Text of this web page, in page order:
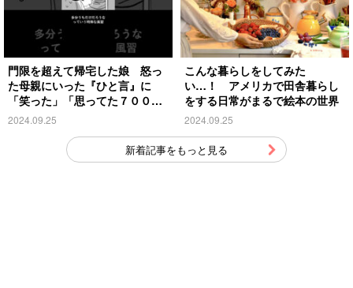
門限を超えて帰宅した娘 怒っ
た母親にいった『ひと言』に
「笑った」「思ってた７００倍
特殊」
2024.09.25
こんな暮らしをしてみた
い…！ アメリカで田舎暮らし
をする日常がまるで絵本の世界
2024.09.25
新着記事をもっと見る